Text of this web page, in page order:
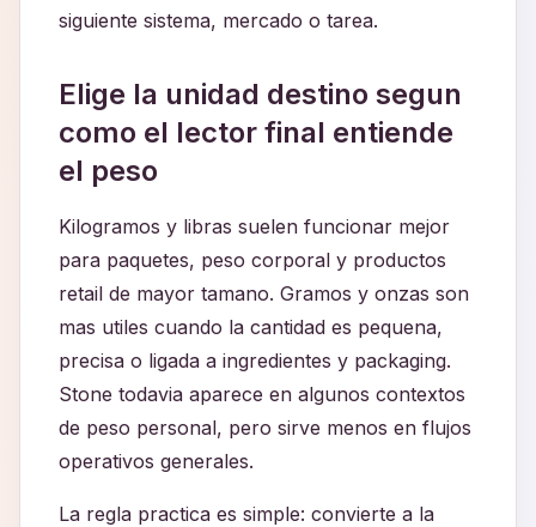
siguiente sistema, mercado o tarea.
Elige la unidad destino segun
como el lector final entiende
el peso
Kilogramos y libras suelen funcionar mejor
para paquetes, peso corporal y productos
retail de mayor tamano. Gramos y onzas son
mas utiles cuando la cantidad es pequena,
precisa o ligada a ingredientes y packaging.
Stone todavia aparece en algunos contextos
de peso personal, pero sirve menos en flujos
operativos generales.
La regla practica es simple: convierte a la